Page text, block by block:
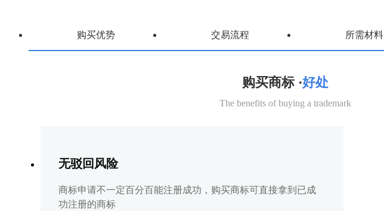
购买优势 交易流程 所需材料
购买商标 ·好处
The benefits of buying a trademark
无驳回风险
商标申请不一定百分百能注册成功，购买商标可直接拿到已成
功注册的商标